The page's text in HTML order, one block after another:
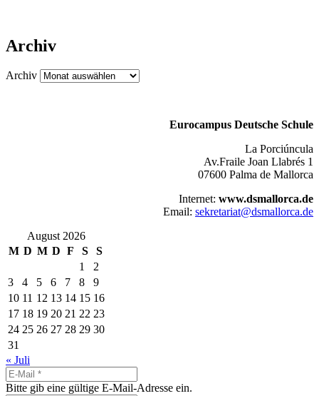
Archiv
Archiv
Eurocampus Deutsche Schule
La Porciúncula
Av.Fraile Joan Llabrés 1
07600 Palma de Mallorca
Internet: www.dsmallorca.de
Email: sekretariat@dsmallorca.de
August 2026
M D M D F S
S
1
2
3
4 5 6 7 8
9
10 11 12 13 14 15 16
17 18 19 20 21 22 23
24 25 26 27 28 29 30
31
« Juli
Bitte gib eine gültige E-Mail-Adresse ein.